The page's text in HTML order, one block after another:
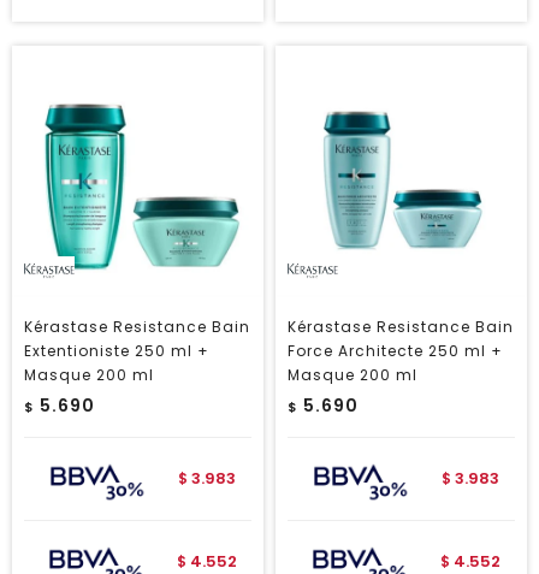
Kérastase Resistance Bain
Extentioniste 250 ml +
Masque 200 ml
$ 5.690
$ 3.983
$ 4.552
Kérastase Resistance Bain
Force Architecte 250 ml +
Masque 200 ml
$ 5.690
$ 3.983
$ 4.552